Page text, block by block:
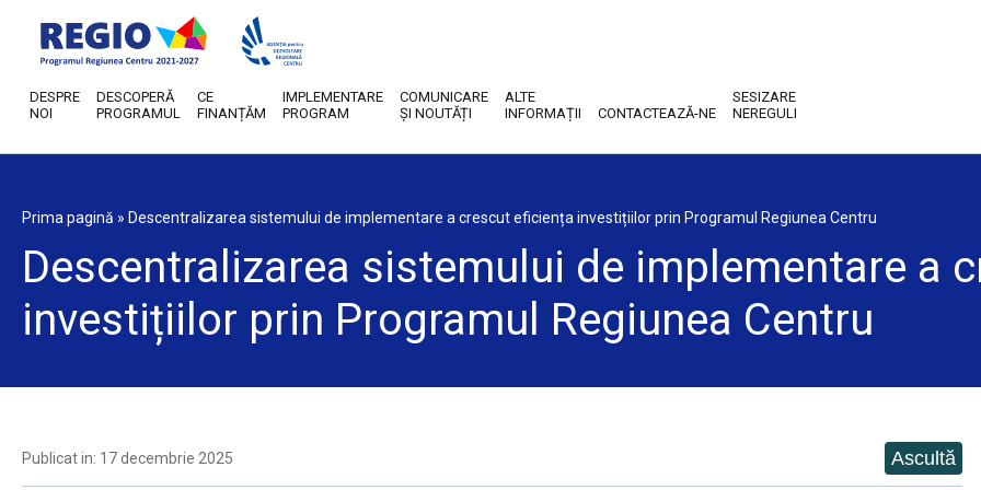
DESPRE
NOI
DESCOPERĂ
PROGRAMUL
CE
FINANȚĂM
IMPLEMENTARE
PROGRAM
COMUNICARE
ȘI NOUTĂȚI
ALTE
INFORMAȚII
CONTACTEAZĂ-NE
SESIZARE
NEREGULI
Prima pagină » Descentralizarea sistemului de implementare a crescut eficiența investițiilor prin Programul Regiunea Centru
Descentralizarea sistemului de implementare a
investițiilor prin Programul Regiunea Centru
Publicat in: 17 decembrie 2025